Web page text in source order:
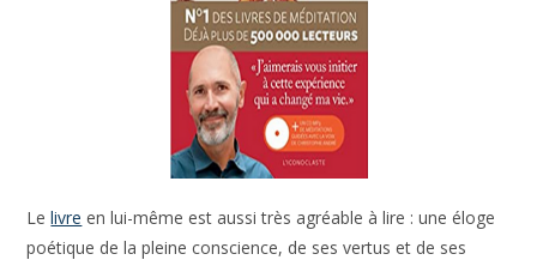
poétique de la pleine conscience, de ses vertus et de ses
bienfaits. Il fait partie des livres de chevet que je relis